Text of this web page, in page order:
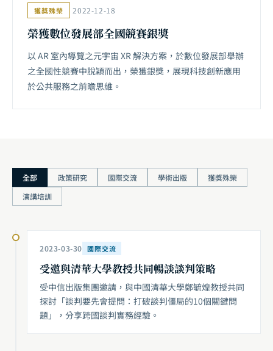
獲獎殊榮 2022-12-18
榮獲數位發展部全國競賽銀獎
以 AR 室內導覽之元宇宙 XR 解決方案，於數位發展部舉辦
之全國性競賽中脫穎而出，榮獲銀獎，展現科技創新應用
於公共服務之前瞻思維。
全部 政策研究 國際交流 學術出版
獲獎殊榮
演講培訓
2023-03-30 國際交流
受邀與清華大學教授共同暢談談判策略
受中信出版集團邀請，與中國清華大學鄭毓煌教授共同
探討「談判要先會提問：打破談判僵局的10個關鍵問
題」，分享跨國談判實務經驗。